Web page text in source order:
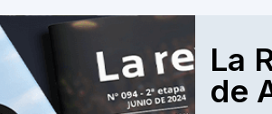
La
de